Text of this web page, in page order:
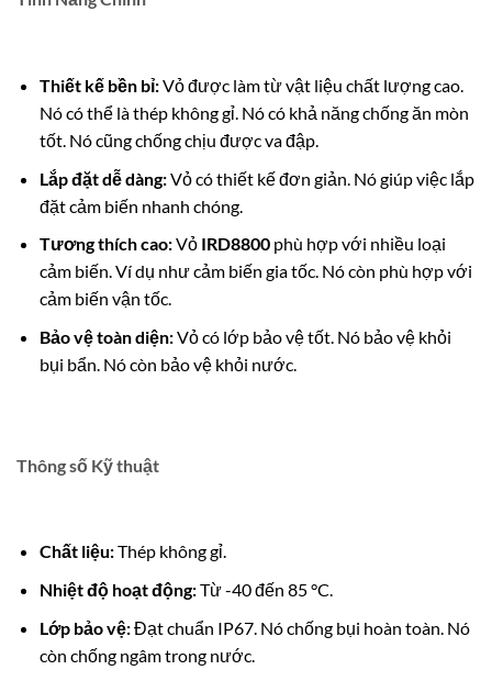
Thiết kế bền bỉ:Vỏ được làm từ vật liệu chất lượng cao.
Nó có thể là thép không gỉ. Nó có khả năng chống ăn mòn
tốt. Nó cũng chống chịu được va đập.
Lắp đặt dễ dàng:Vỏ có thiết kế đơn giản. Nó giúp việc lắp
đặt cảm biến nhanh chóng.
Tương thích cao:Vỏ IRD8800phù hợp với nhiều loại
cảm biến. Ví dụ như cảm biến gia tốc. Nó còn phù hợp với
cảm biến vận tốc.
Bảo vệ toàn diện:Vỏ có lớp bảo vệ tốt. Nó bảo vệ khỏi
bụi bẩn. Nó còn bảo vệ khỏi nước.
Thông số Kỹ thuật
Chất liệu:Thép không gỉ.
Nhiệt độ hoạt động:Từ -40 đến 85 °C.
Lớp bảo vệ:Đạt chuẩn IP67. Nó chống bụi hoàn toàn. Nó
còn chống ngâm trong nước.